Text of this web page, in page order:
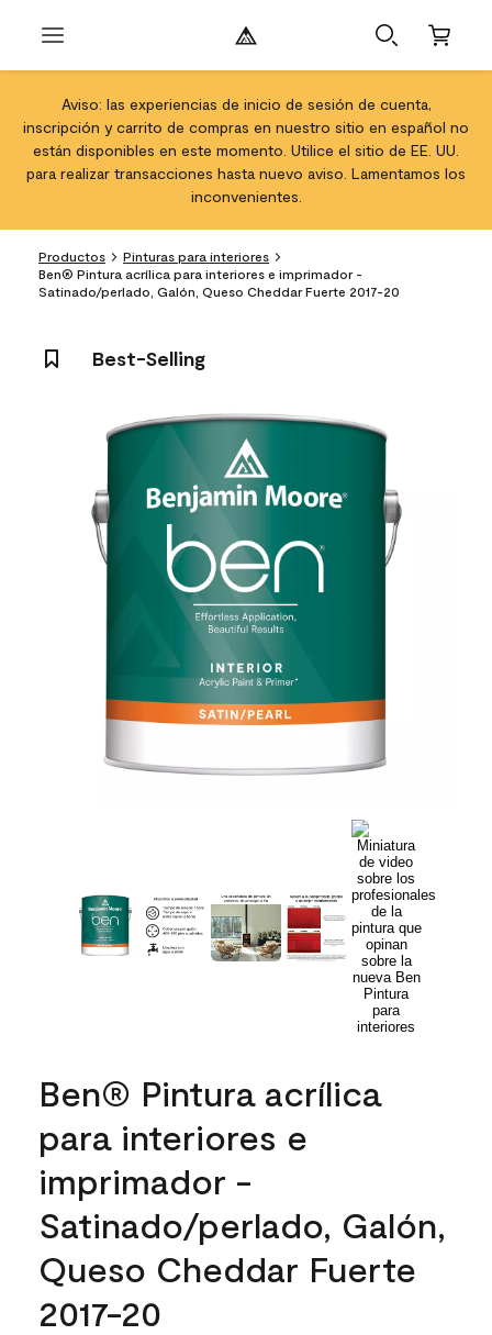
Aviso: las experiencias de inicio de sesión de cuenta,
inscripción y carrito de compras en nuestro sitio en español no
están disponibles en este momento. Utilice el sitio de EE. UU.
para realizar transacciones hasta nuevo aviso. Lamentamos los
inconvenientes.
Productos
Pinturas para interiores
Ben® Pintura acrílica para interiores e imprimador -
Satinado/perlado, Galón, Queso Cheddar Fuerte 2017-20
Best-Selling
Ben® Pintura acrílica
para interiores e
imprimador -
Satinado/perlado, Galón,
Queso Cheddar Fuerte
2017-20